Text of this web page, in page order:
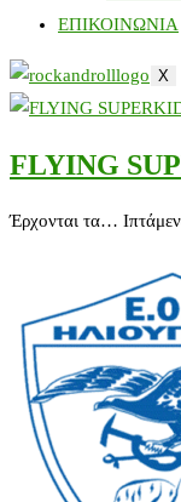
ΕΠΙΚΟΙΝΩΝΙΑ
X
FLYING
Έρχονται τα…